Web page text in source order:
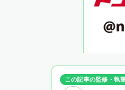
この記事の監修・執